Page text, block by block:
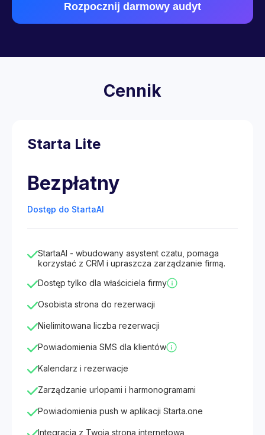
Rozpocznij darmowy audyt
Cennik
Starta Lite
Bezpłatny
Dostęp do StartaAI
StartaAI - wbudowany asystent czatu, pomaga
korzystać z CRM i upraszcza zarządzanie firmą.
Dostęp tylko dla właściciela firmy
Osobista strona do rezerwacji
Nielimitowana liczba rezerwacji
Powiadomienia SMS dla klientów
Kalendarz i rezerwacje
Zarządzanie urlopami i harmonogramami
Powiadomienia push w aplikacji Starta.one
Integracja z Twoją stroną internetową